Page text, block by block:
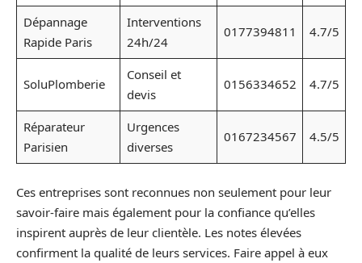
Dépannage
Rapide Paris
Interventions
24h/24
0177394811 4.7/5
SoluPlomberie
Conseil et
devis
0156334652 4.7/5
Réparateur
Parisien
Urgences
diverses
0167234567 4.5/5
Ces entreprises sont reconnues non seulement pour leur
savoir-faire mais également pour la confiance qu’elles
inspirent auprès de leur clientèle. Les notes élevées
confirment la qualité de leurs services. Faire appel à eux